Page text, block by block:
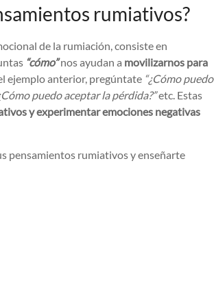
rumiativos?
de la rumiación, consiste en
“cómo”nos ayudan a movilizarnos para
ejemplo anterior, pregúntate “¿Cómo puedo
puedo aceptar la pérdida?”etc. Estas
y experimentar emociones negativas
pensamientos rumiativos y enseñarte